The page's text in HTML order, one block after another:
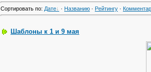
Сортировать по: Дате · Названию · Рейтингу ·
Шаблоны к 1 и 9 мая